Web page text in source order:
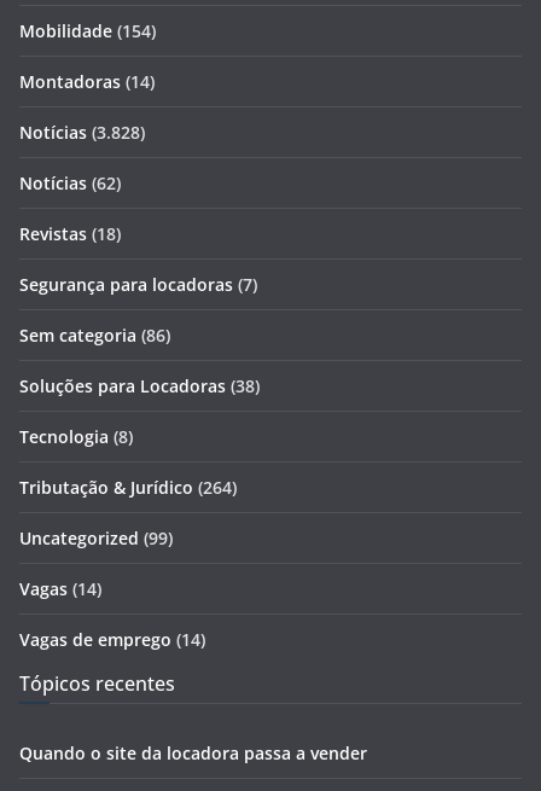
Mobilidade (154)
Montadoras (14)
Notícias (3.828)
Notícias (62)
Revistas (18)
Segurança para locadoras (7)
Sem categoria (86)
Soluções para Locadoras (38)
Tecnologia (8)
Tributação & Jurídico (264)
Uncategorized (99)
Vagas (14)
Vagas de emprego (14)
Tópicos recentes
Quando o site da locadora passa a vender